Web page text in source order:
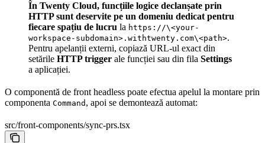
În Twenty Cloud, funcțiile logice declanșate prin
HTTP sunt deservite pe un domeniu dedicat pentru
fiecare spațiu de lucru la https://\<your-
workspace-subdomain>.withtwenty.com\<path>.
Pentru apelanții externi, copiază URL-ul exact din
setările HTTP trigger ale funcției sau din fila Settings
a aplicației.
O componentă de front headless poate efectua apelul la montare prin
componenta Command , apoi se demontează automat:
src/front-components/sync-prs.tsx